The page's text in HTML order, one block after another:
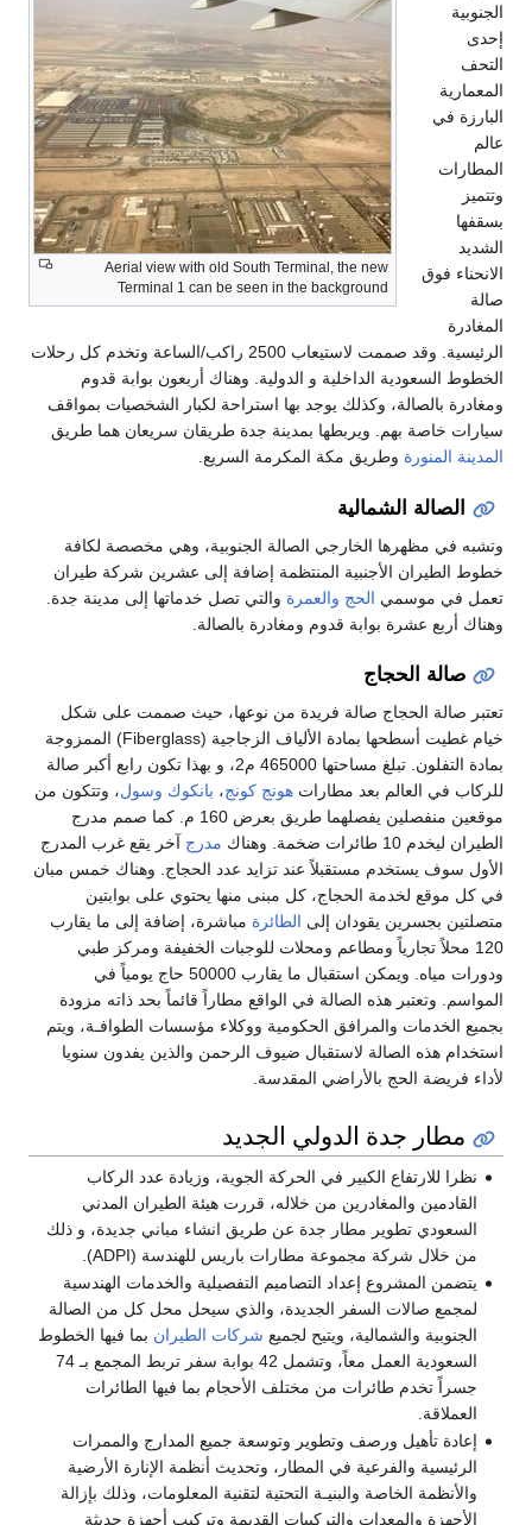
Aerial view with old South Terminal, the new
Terminal 1 can be seen in the background
الجنوبية
إحدى
التحف
المعمارية
البارزة في
عالم
المطارات
وتتميز
بسقفها
الشديد
الانحناء فوق
صالة
المغادرة
الرئيسية. وقد صممت لاستيعاب 2500 راكب/الساعة وتخدم كل رحلات
الخطوط السعودية الداخلية و الدولية. وهناك أربعون بوابة قدوم
ومغادرة بالصالة، وكذلك يوجد بها استراحة لكبار الشخصيات بمواقف
سيارات خاصة بهم. ويربطها بمدينة جدة طريقان سريعان هما طريق
المدينة المنورة وطريق مكة المكرمة السريع.
الصالة الشمالية
وتشبه في مظهرها الخارجي الصالة الجنوبية، وهي مخصصة لكافة
خطوط الطيران الأجنبية المنتظمة إضافة إلى عشرين شركة طيران
تعمل في موسمي الحج والعمرة والتي تصل خدماتها إلى مدينة جدة.
وهناك أربع عشرة بوابة قدوم ومغادرة بالصالة.
صالة الحجاج
تعتبر صالة الحجاج صالة فريدة من نوعها، حيث صممت على شكل
خيام غطيت أسطحها بمادة الألياف الزجاجية (Fiberglass) الممزوجة
بمادة التفلون. تبلغ مساحتها 465000 م2، و بهذا تكون رابع أكبر صالة
للركاب في العالم بعد مطارات هونج كونج، بانكوك وسول، وتتكون من
موقعين منفصلين يفصلهما طريق بعرض 160 م. كما صمم مدرج
الطيران ليخدم 10 طائرات ضخمة. وهناك
مدرج آخر يقع غرب المدرج
الأول سوف يستخدم مستقبلاً عند تزايد عدد الحجاج. وهناك خمس مبان
في كل موقع لخدمة الحجاج، كل مبنى منها يحتوي على بوابتين
متصلتين بجسرين يقودان إلى الطائرة مباشرة، إضافة إلى ما يقارب
120 محلاً تجارياً ومطاعم ومحلات للوجبات الخفيفة ومركز طبي
ودورات مياه. ويمكن استقبال ما يقارب 50000 حاج يومياً في
المواسم. وتعتبر هذه الصالة في الواقع مطاراً قائماً بحد ذاته مزودة
بجميع الخدمات والمرافق الحكومية ووكلاء مؤسسات الطوافـة، ويتم
استخدام هذه الصالة لاستقبال ضيوف الرحمن والذين يفدون سنويا
لأداء فريضة الحج بالأراضي المقدسة.
مطار جدة الدولي الجديد
نظرا للارتفاع الكبير في الحركة الجوية، وزيادة عدد الركاب
القادمين والمغادرين من خلاله، قررت هيئة الطيران المدني
السعودي تطوير مطار جدة عن طريق انشاء مباني جديدة، و ذلك
من خلال شركة مجموعة مطارات باريس للهندسة (ADPI).
يتضمن المشروع إعداد التصاميم التفصيلية والخدمات الهندسية
لمجمع صالات السفر الجديدة، والذي سيحل محل كل من الصالة
الجنوبية والشمالية، ويتيح لجميع شركات الطيران بما فيها الخطوط
السعودية العمل معاً، وتشمل 42 بوابة سفر تربط المجمع بـ 74
جسراً تخدم طائرات من مختلف الأحجام بما فيها الطائرات
العملاقة.
إعادة تأهيل ورصف وتطوير وتوسعة جميع المدارج والممرات
الرئيسية والفرعية في المطار، وتحديث أنظمة الإنارة الأرضية
والأنظمة الخاصة والبنيـة التحتية لتقنية المعلومات، وذلك بإزالة
الأجهزة والمعدات والتركيبات القديمة وتركيب أجهزة حديثة